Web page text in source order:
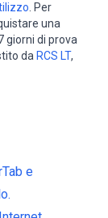
. Per
una
giorni di prova
da RCS LT,
e